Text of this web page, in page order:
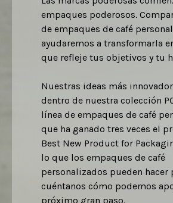
empaques poderosos.
de empaques de café
ayudaremos a transformarla
que refleje tus objetivos y tu
Nuestras ideas más
dentro de nuestra colección
línea de empaques de café
que ha ganado tres veces el
Best New Product for
lo que los empaques de café
personalizados pueden hacer
cuéntanos cómo podemos
próximo gran paso.
mejoran la experiencia de
ponen en valor tu marca.
aspecto y la sensación de tus
mientras proteges tu producto
Cajas Personalizadas
frescura y hacen que tus
destaquen en los estantes.
propio diseño a las bolsas en
que destaques y te
estilo.
Bolsas Impresas Digitalmente
Reduce costos e incrementa
con empaques personalizados
consistentes.